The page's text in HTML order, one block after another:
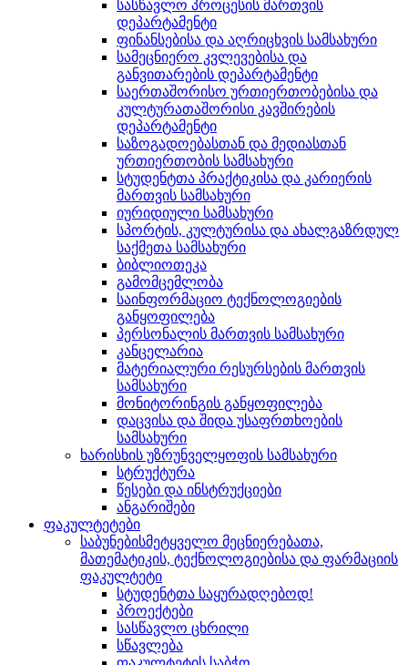
სასწავლო პროცესის მართვის
დეპარტამენტი
ფინანსებისა და აღრიცხვის სამსახური
სამეცნიერო კვლევებისა და
განვითარების დეპარტამენტი
საერთაშორისო ურთიერთობებისა და
კულტურათაშორისი კავშირების
დეპარტამენტი
საზოგადოებასთან და მედიასთან
ურთიერთობის სამსახური
სტუდენტთა პრაქტიკისა და კარიერის
მართვის სამსახური
იურიდიული სამსახური
სპორტის, კულტურისა და ახალგაზრდულ
საქმეთა სამსახური
ბიბლიოთეკა
გამომცემლობა
საინფორმაციო ტექნოლოგიების
განყოფილება
პერსონალის მართვის სამსახური
კანცელარია
მატერიალური რესურსების მართვის
სამსახური
მონიტორინგის განყოფილება
დაცვისა და შიდა უსაფრთხოების
სამსახური
ხარისხის უზრუნველყოფის სამსახური
სტრუქტურა
წესები და ინსტრუქციები
ანგარიშები
ფაკულტეტები
საბუნებისმეტყველო მეცნიერებათა,
მათემატიკის, ტექნოლოგიებისა და ფარმაციის
ფაკულტეტი
სტუდენტთა საყურადღებოდ!
პროექტები
სასწავლო ცხრილი
სწავლება